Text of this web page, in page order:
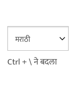
Ctrl + \ ने बदला